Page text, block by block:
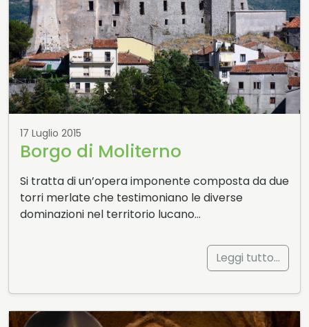
17 Luglio 2015
Borgo di Moliterno
Si tratta di un’opera imponente composta da due
torri merlate che testimoniano le diverse
dominazioni nel territorio lucano…
Leggi tutto…